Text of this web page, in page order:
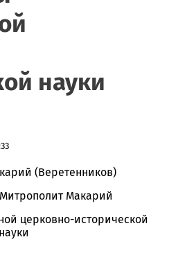
науки
(Веретенников)
Макарий
церковно-исторической
науки